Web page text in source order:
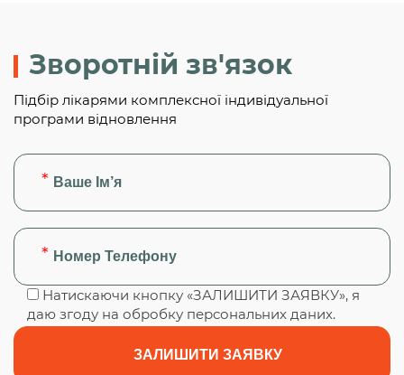
Зворотній зв'язок
Підбір лікарями комплексної індивідуальної
програми відновлення
Натискаючи кнопку «ЗАЛИШИТИ ЗАЯВКУ», я
даю згоду на обробку персональних даних.